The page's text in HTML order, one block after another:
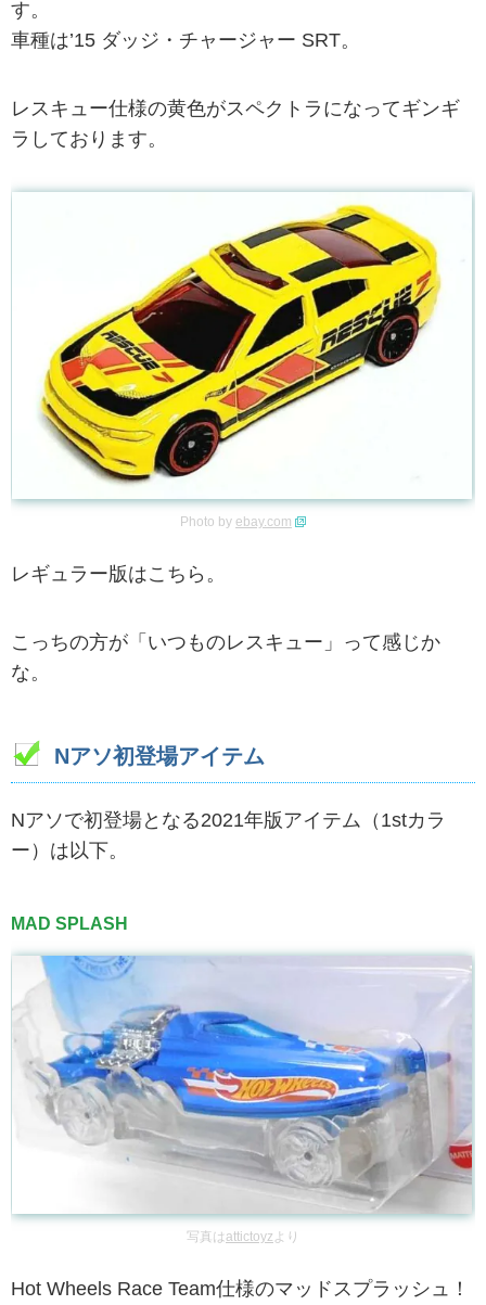
す。
車種は’15 ダッジ・チャージャー SRT。
レスキュー仕様の黄色がスペクトラになってギンギ
ラしております。
Photo by ebay.com
レギュラー版はこちら。
こっちの方が「いつものレスキュー」って感じか
な。
Nアソ初登場アイテム
Nアソで初登場となる2021年版アイテム（1stカラ
ー）は以下。
MAD SPLASH
写真は attictoyz より
Hot Wheels Race Team仕様のマッドスプラッシュ！